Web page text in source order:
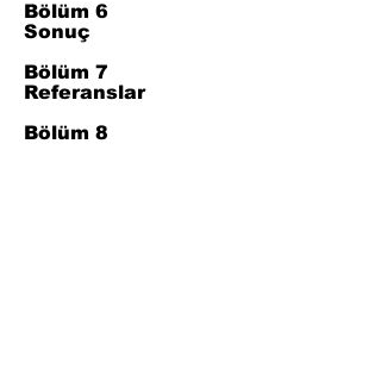
Bölüm 6
Sonuç
Bölüm 7
Referanslar
Bölüm 8